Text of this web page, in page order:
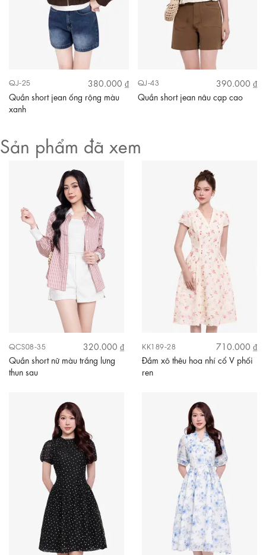
QJ-25
380.000 ₫
Quần short jean ống rộng màu
xanh
QJ-43
390.000 ₫
Quần short jean nâu cạp cao
Sản phẩm đã xem
QCS08-35
320.000 ₫
Quần short nữ màu trắng lưng
thun sau
KK189-28
710.000 ₫
Đầm xô thêu hoa nhí cổ V phối
ren